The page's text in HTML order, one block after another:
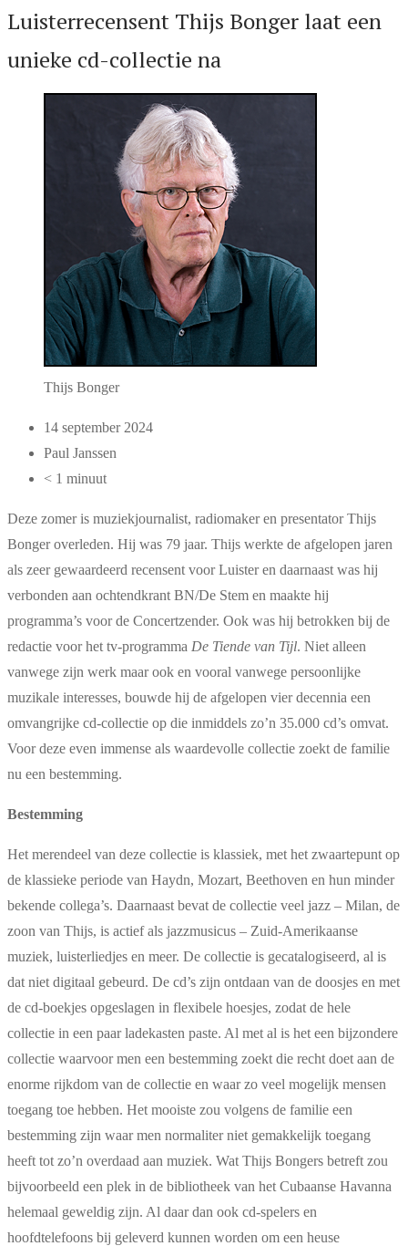
Luisterrecensent Thijs Bonger laat een
unieke cd-collectie na
Thijs Bonger
14 september 2024
Paul Janssen
< 1 minuut
Deze zomer is muziekjournalist, radiomaker en presentator Thijs
Bonger overleden. Hij was 79 jaar. Thijs werkte de afgelopen jaren
als zeer gewaardeerd recensent voor Luister en daarnaast was hij
verbonden aan ochtendkrant BN/De Stem en maakte hij
programma’s voor de Concertzender. Ook was hij betrokken bij de
redactie voor het tv-programma De Tiende van Tijl. Niet alleen
vanwege zijn werk maar ook en vooral vanwege persoonlijke
muzikale interesses, bouwde hij de afgelopen vier decennia een
omvangrijke cd-collectie op die inmiddels zo’n 35.000 cd’s omvat.
Voor deze even immense als waardevolle collectie zoekt de familie
nu een bestemming.
Bestemming
Het merendeel van deze collectie is klassiek, met het zwaartepunt op
de klassieke periode van Haydn, Mozart, Beethoven en hun minder
bekende collega’s. Daarnaast bevat de collectie veel jazz – Milan, de
zoon van Thijs, is actief als jazzmusicus – Zuid-Amerikaanse
muziek, luisterliedjes en meer. De collectie is gecatalogiseerd, al is
dat niet digitaal gebeurd. De cd’s zijn ontdaan van de doosjes en met
de cd-boekjes opgeslagen in flexibele hoesjes, zodat de hele
collectie in een paar ladekasten paste. Al met al is het een bijzondere
collectie waarvoor men een bestemming zoekt die recht doet aan de
enorme rijkdom van de collectie en waar zo veel mogelijk mensen
toegang toe hebben. Het mooiste zou volgens de familie een
bestemming zijn waar men normaliter niet gemakkelijk toegang
heeft tot zo’n overdaad aan muziek. Wat Thijs Bongers betreft zou
bijvoorbeeld een plek in de bibliotheek van het Cubaanse Havanna
helemaal geweldig zijn. Al daar dan ook cd-spelers en
hoofdtelefoons bij geleverd kunnen worden om een heuse